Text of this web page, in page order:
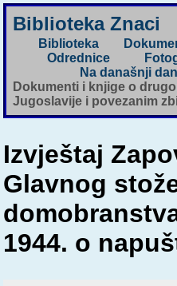
Biblioteka Znaci
Biblioteka
Odrednice
Na današnji dan
Dokumenti i knjige o
Jugoslavije i povezanim
Izvještaj
Glavnog
1944. o